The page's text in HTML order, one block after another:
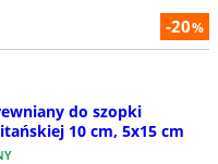
-20%
do szopki
10 cm, 5x15 cm